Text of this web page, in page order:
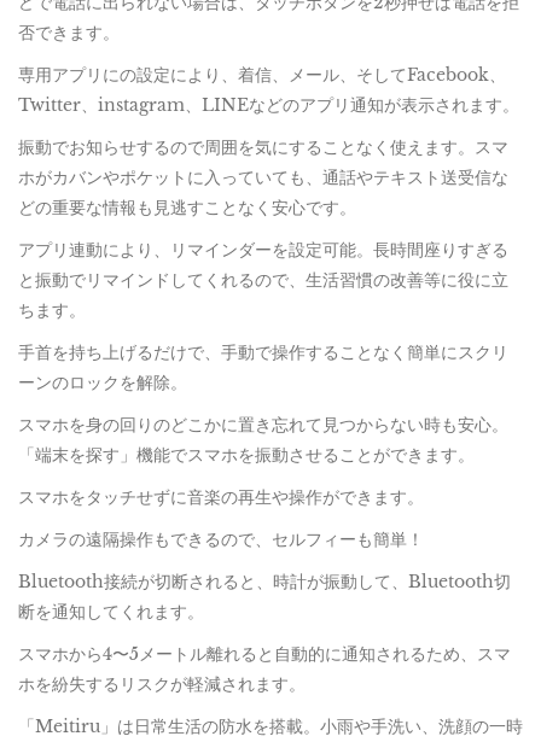
否できます。
専用アプリにの設定により、着信、メール、そしてFacebook、
Twitter、instagram、LINEなどのアプリ通知が表示されます。
振動でお知らせするので周囲を気にすることなく使えます。スマ
ホがカバンやポケットに入っていても、通話やテキスト送受信な
どの重要な情報も見逃すことなく安心です。
アプリ連動により、リマインダーを設定可能。長時間座りすぎる
と振動でリマインドしてくれるので、生活習慣の改善等に役に立
ちます。
手首を持ち上げるだけで、手動で操作することなく簡単にスクリ
ーンのロックを解除。
スマホを身の回りのどこかに置き忘れて見つからない時も安心。
「端末を探す」機能でスマホを振動させることができます。
スマホをタッチせずに音楽の再生や操作ができます。
カメラの遠隔操作もできるので、セルフィーも簡単！
Bluetooth接続が切断されると、時計が振動して、Bluetooth切
断を通知してくれます。
スマホから4〜5メートル離れると自動的に通知されるため、スマ
ホを紛失するリスクが軽減されます。
「Meitiru」は日常生活の防水を搭載。小雨や手洗い、洗顔の一時